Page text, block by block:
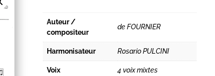
Auteur /
compositeur
de FOURNIER
Harmonisateur Rosario PULCINI
Voix 4 voix mixtes